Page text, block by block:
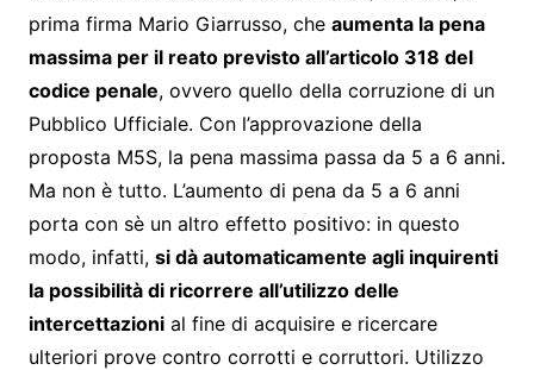
prima firma Mario Giarrusso, che aumenta la pena
massima per il reato previsto all’articolo 318 del
codice penale, ovvero quello della corruzione di un
Pubblico Ufficiale. Con l’approvazione della
proposta M5S, la pena massima passa da 5 a 6 anni.
Ma non è tutto. L’aumento di pena da 5 a 6 anni
porta con sè un altro effetto positivo: in questo
modo, infatti, si dà automaticamente agli inquirenti
la possibilità di ricorrere all’utilizzo delle
intercettazionial fine di acquisire e ricercare
ulteriori prove contro corrotti e corruttori. Utilizzo